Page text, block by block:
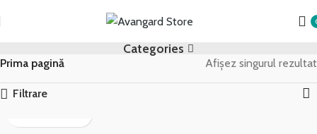
Categories
Prima pagină Afișez singurul rezultat
Filtrare